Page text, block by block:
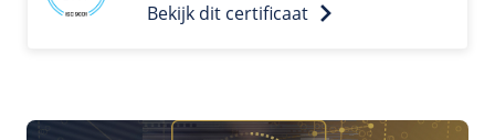
Bekijk dit certificaat